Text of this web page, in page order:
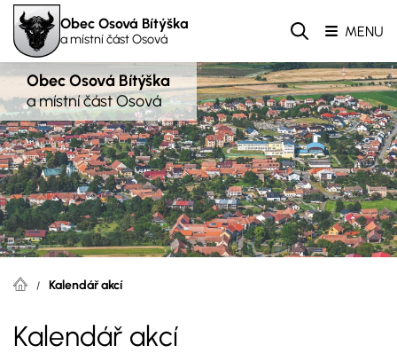
Obec Osová Bítýška
a místní část Osová MENU
Obec Osová Bítýška
a místní část Osová
Kalendář akcí
Kalendář akcí